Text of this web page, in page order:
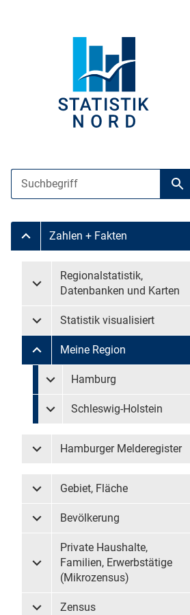
Suche
Untermenü Zahlen + Fakten
Zahlen + Fakten
Untermenü überspringen
Untermenü Regionalstatistik,
Regionalstatistik,
Datenbanken und Karten
Untermenü Statistik visualisiert
Statistik visualisiert
Untermenü Meine Region
Meine Region
Untermenü überspringen
Untermenü Meine Region
Hamburg
Untermenü Meine Region
Schleswig-Holstein
Untermenü Hamburger
Hamburger Melderegister
Untermenü Gebiet, Fläche
Gebiet, Fläche
Untermenü Bevölkerung
Bevölkerung
Untermenü Private Haushalte,
Private Haushalte,
Familien, Erwerbstätige
(Mikrozensus)
Zensus
Werkzeuge
Sitemap
Suche